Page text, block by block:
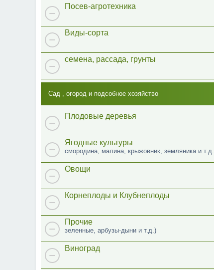
Посев-агротехника
Виды-сорта
семена, рассада, грунты
Сад , огород и подсобное хозяйство
Плодовые деревья
Ягодные культуры
смородина, малина, крыжовник, земляника и т.д.
Овощи
Корнеплоды и Клубнеплоды
Прочие
зеленные, арбузы-дыни и т.д.)
Виноград